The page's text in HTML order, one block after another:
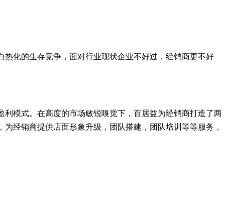
化的生存竞争，面对行业现状企业不好过，经销商更不好
模式。在高度的市场敏锐嗅觉下，百居益为经销商打造了两
经销商提供店面形象升级，团队搭建，团队培训等等服务，